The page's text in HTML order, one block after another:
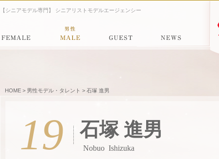
HOME > 男性モデル・タレント > 石塚 進男
【シニアモデル専門】 シニアリストモデルエージェンシー
19 石塚 進男
Nobuo Ishizuka